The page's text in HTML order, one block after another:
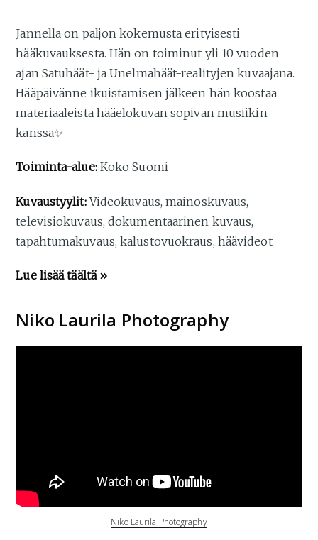
Jannella on paljon kokemusta erityisesti
hääkuvauksesta. Hän on toiminut yli 10 vuoden
ajan Satuhäät- ja Unelmahäät-realityjen kuvaajana.
Hääpäivänne ikuistamisen jälkeen hän koostaa
materiaaleista hääelokuvan sopivan musiikin
kanssa✨
Toiminta-alue: Koko Suomi
Kuvaustyylit:Videokuvaus, mainoskuvaus,
televisiokuvaus, dokumentaarinen kuvaus,
tapahtumakuvaus, kalustovuokraus, häävideot
Lue lisää täältä »
Niko Laurila Photography
Niko Laurila Photography